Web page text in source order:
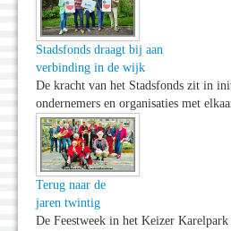
Stadsfonds draagt bij aan
verbinding in de wijk
De kracht van het Stadsfonds zit in
ondernemers en organisaties met
Terug naar de
jaren twintig
De Feestweek in het Keizer